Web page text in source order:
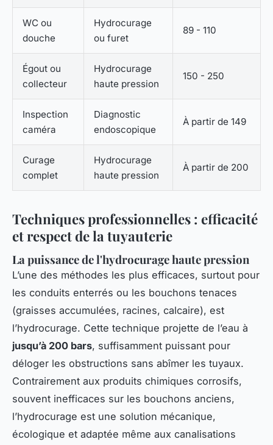
WC ou
douche
Hydrocurage
ou furet
89 - 110
Égout ou
collecteur
Hydrocurage
haute pression
150 - 250
Inspection
caméra
Diagnostic
endoscopique
À partir de 149
Curage
complet
Hydrocurage
haute pression
À partir de 200
Techniques professionnelles : efficacité
et respect de la tuyauterie
La puissance de l'hydrocurage haute pression
L’une des méthodes les plus efficaces, surtout pour
les conduits enterrés ou les bouchons tenaces
(graisses accumulées, racines, calcaire), est
l’hydrocurage. Cette technique projette de l’eau à
jusqu’à 200 bars, suffisamment puissant pour
déloger les obstructions sans abîmer les tuyaux.
Contrairement aux produits chimiques corrosifs,
souvent inefficaces sur les bouchons anciens,
l’hydrocurage est une solution mécanique,
écologique et adaptée même aux canalisations